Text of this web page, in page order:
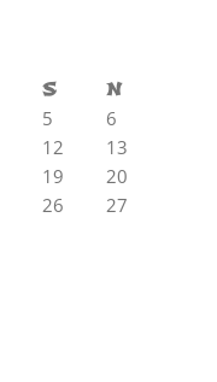
S
N
5
6
12
13
19
20
26
27